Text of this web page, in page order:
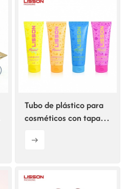
Tubo de plástico para
cosméticos con tapa